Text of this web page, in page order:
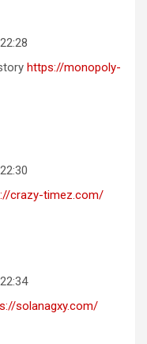
https://monopoly-
crazy-timez.com/
solanagxy.com/